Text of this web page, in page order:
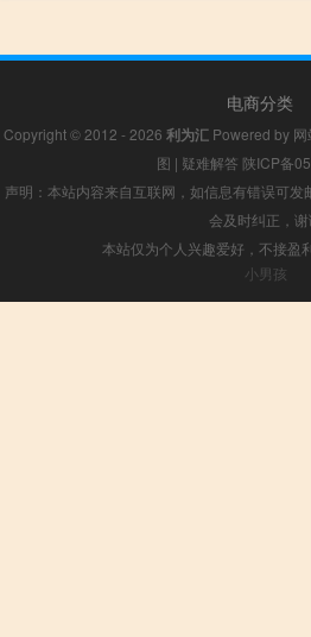
电商分类
Copyright © 2012 - 2026 利为汇 Powered by
图 | 疑难解答 陕ICP备
声明：本站内容来自互联网，如信息有错误可
会及时纠正，谢
本站仅为个人兴趣爱好，不接盈
小男孩